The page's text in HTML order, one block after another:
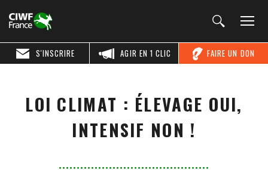
FAIRE UN DON
AGIR EN 1 CLIC
S'INSCRIRE
LOI CLIMAT : ÉLEVAGE OUI,
INTENSIF NON !